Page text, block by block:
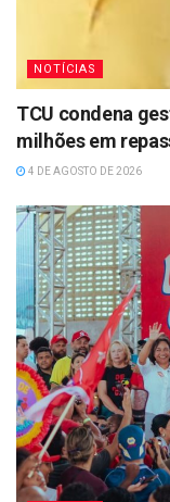
NOTÍCIAS
TCU condena
milhões em
4 DE AGOSTO DE 2026